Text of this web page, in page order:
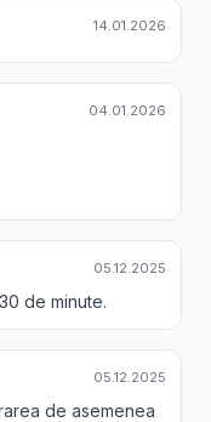
14.01.2026
04.01.2026
05.12.2025
de minute.
05.12.2025
de asemenea